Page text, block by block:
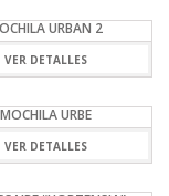
URBAN 2
VER DETALLES
MOCHILA URBE
VER DETALLES